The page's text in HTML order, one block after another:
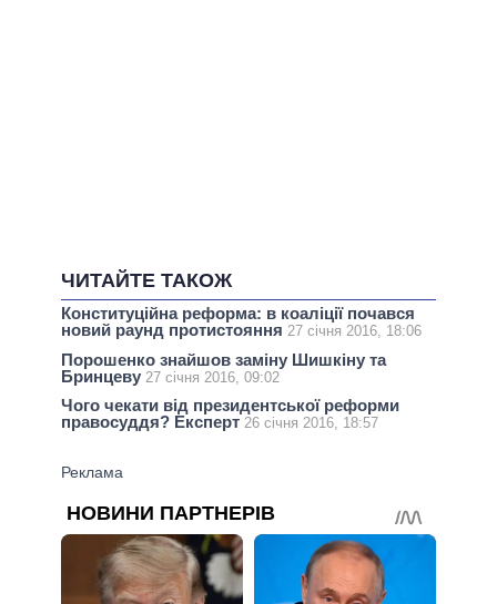
ЧИТАЙТЕ ТАКОЖ
Конституційна реформа: в коаліції почався
новий раунд протистояння 27 січня 2016, 18:06
Порошенко знайшов заміну Шишкіну та
Бринцеву 27 січня 2016, 09:02
Чого чекати від президентської реформи
правосуддя? Експерт 26 січня 2016, 18:57